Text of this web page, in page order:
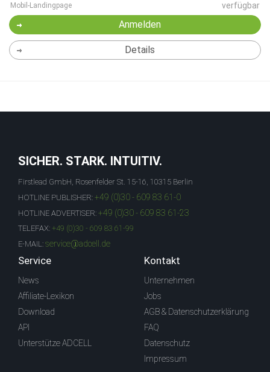
Mobil-Landingpage verfügbar
Anmelden
Details
SICHER. STARK. INTUITIV.
Firstlead GmbH, Rosenfelder St. 15-16, 10315 Berlin
HOTLINE PUBLISHER: +49 (0)30 - 609 83 61-0
HOTLINE ADVERTISER: +49 (0)30 - 609 83 61-23
TELEFAX: +49 (0)30 - 609 83 61-99
E-MAIL: service@adcell.de
Service
News
Affiliate-Lexikon
Download
API
Unterstütze ADCELL
Kontakt
Unternehmen
Jobs
AGB & Datenschutzerklärung
FAQ
Datenschutz
Impressum